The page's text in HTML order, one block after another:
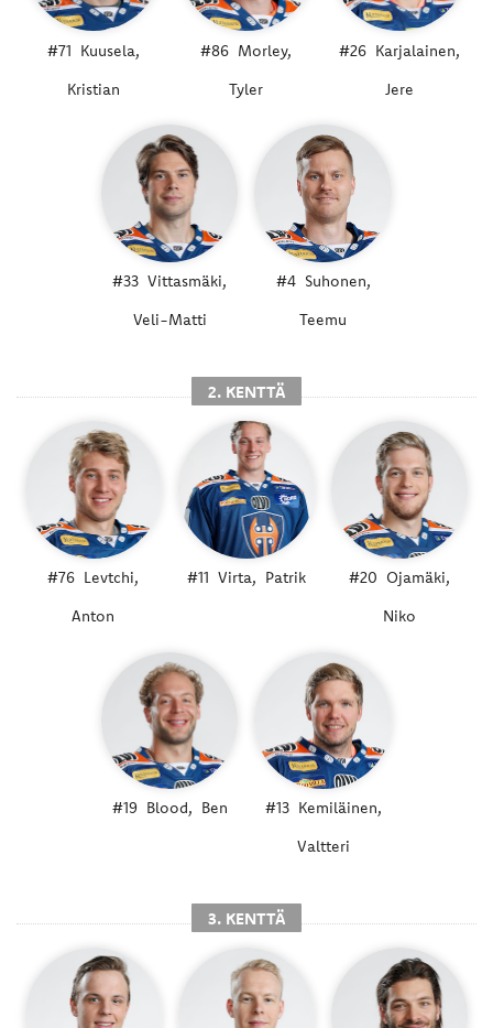
#71 Kuusela,
Kristian
#86 Morley,
Tyler
#26 Karjalainen,
Jere
#33 Vittasmäki,
Veli-Matti
#4 Suhonen,
Teemu
2. KENTTÄ
#76 Levtchi,
Anton
#11 Virta, Patrik #20 Ojamäki,
Niko
#19 Blood, Ben #13 Kemiläinen,
Valtteri
3. KENTTÄ